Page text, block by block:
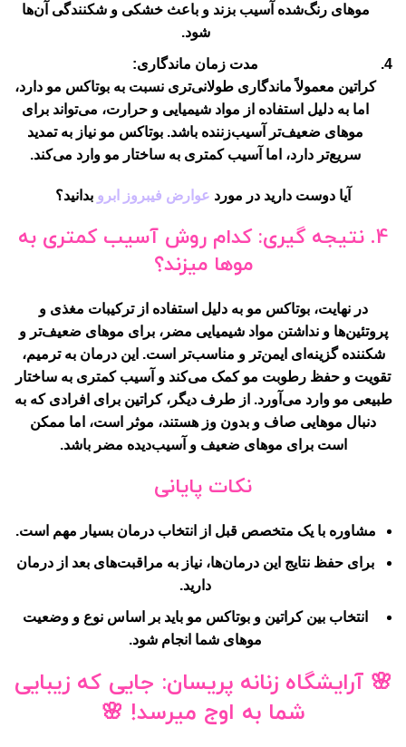
موهای رنگ‌شده آسیب بزند و باعث خشکی و شکنندگی آن‌ها
شود.
مدت زمان ماندگاری:
کراتین معمولاً ماندگاری طولانی‌تری نسبت به بوتاکس مو دارد،
اما به دلیل استفاده از مواد شیمیایی و حرارت، می‌تواند برای
موهای ضعیف‌تر آسیب‌زننده باشد. بوتاکس مو نیاز به تمدید
سریع‌تر دارد، اما آسیب کمتری به ساختار مو وارد می‌کند.
آیا دوست دارید در مورد عوارض فیبروز ابرو بدانید؟
4. نتیجه گیری: کدام روش آسیب کمتری به
موها میزند؟
در نهایت، بوتاکس مو به دلیل استفاده از ترکیبات مغذی و
پروتئین‌ها و نداشتن مواد شیمیایی مضر، برای موهای ضعیف‌تر و
شکننده گزینه‌ای ایمن‌تر و مناسب‌تر است. این درمان به ترمیم،
تقویت و حفظ رطوبت مو کمک می‌کند و آسیب کمتری به ساختار
طبیعی مو وارد می‌آورد. از طرف دیگر، کراتین برای افرادی که به
دنبال موهایی صاف و بدون وز هستند، موثر است، اما ممکن
است برای موهای ضعیف و آسیب‌دیده مضر باشد.
نکات پایانی
مشاوره با یک متخصص قبل از انتخاب درمان بسیار مهم است.
برای حفظ نتایج این درمان‌ها، نیاز به مراقبت‌های بعد از درمان
دارید.
انتخاب بین کراتین و بوتاکس مو باید بر اساس نوع و وضعیت
موهای شما انجام شود.
🌸آرایشگاه زنانه پریسان: جایی که زیبایی
شما به اوج میرسد! 🌸